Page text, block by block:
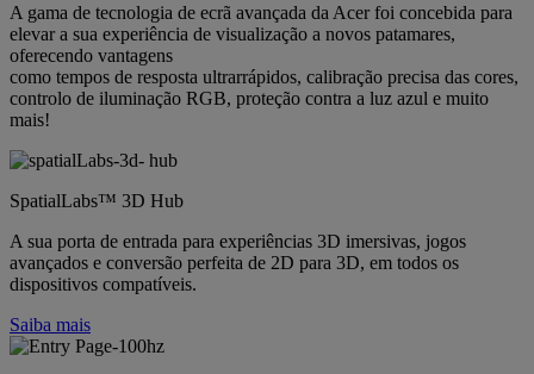
A gama de tecnologia de ecrã avançada da Acer foi concebida para
elevar a sua experiência de visualização a novos patamares,
oferecendo vantagens
como tempos de resposta ultrarrápidos, calibração precisa das cores,
controlo de iluminação RGB, proteção contra a luz azul e muito
mais!
SpatialLabs™ 3D Hub
A sua porta de entrada para experiências 3D imersivas, jogos
avançados e conversão perfeita de 2D para 3D, em todos os
dispositivos compatíveis.
Saiba mais